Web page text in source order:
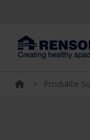
> Produkte